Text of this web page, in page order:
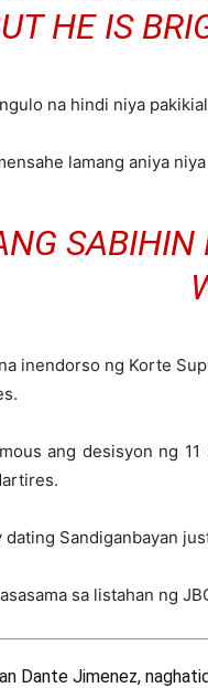
HE IS
na hindi niya
lamang aniya
SABIHIN
inendorso ng Korte
ang desisyon ng
dating Sandiganbayan
sa listahan ng
Dante Jimenez,